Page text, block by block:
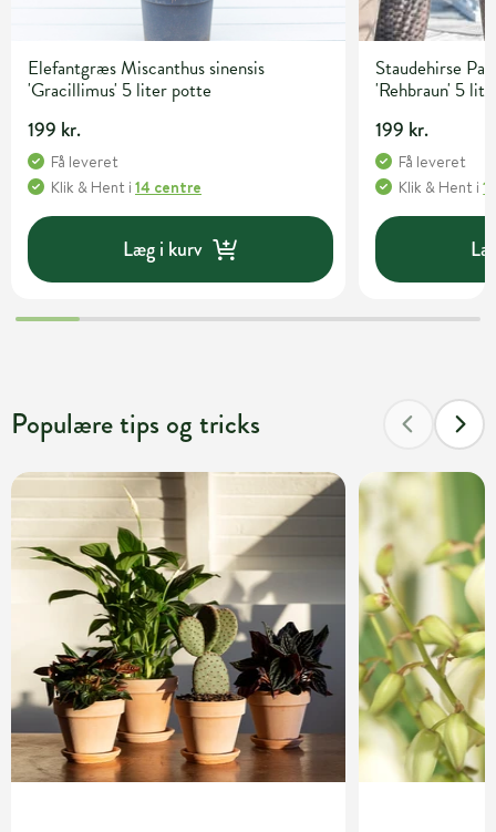
Elefantgræs Miscanthus sinensis
'Gracillimus' 5 liter potte
199 kr.
Få leveret
Klik & Hent i 14 centre
Læg i kurv
Staudehirse
'Rehbraun' 5
199 kr.
Få leveret
Klik & Hent i
Populære tips og tricks